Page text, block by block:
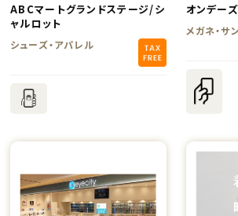
ABCマートグランドステージ/シ
ャルロット
シューズ・アパレル
オンデーズ
メガネ・サ